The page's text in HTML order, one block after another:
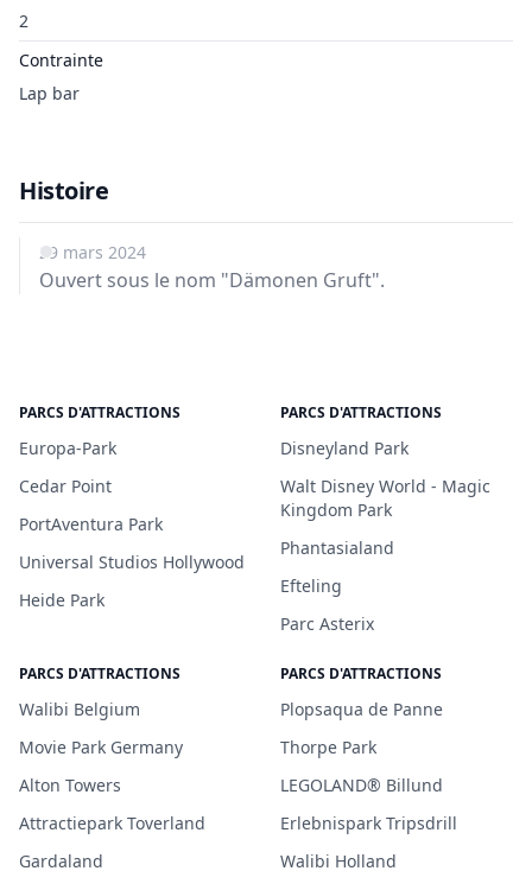
2
Contrainte
Lap bar
Histoire
29 mars 2024
Ouvert sous le nom "Dämonen Gruft".
PARCS D'ATTRACTIONS
Europa-Park
Cedar Point
PortAventura Park
Universal Studios Hollywood
Heide Park
PARCS D'ATTRACTIONS
Disneyland Park
Walt Disney World - Magic
Kingdom Park
Phantasialand
Efteling
Parc Asterix
PARCS D'ATTRACTIONS
Walibi Belgium
Movie Park Germany
Alton Towers
Attractiepark Toverland
Gardaland
PARCS D'ATTRACTIONS
Plopsaqua de Panne
Thorpe Park
LEGOLAND® Billund
Erlebnispark Tripsdrill
Walibi Holland